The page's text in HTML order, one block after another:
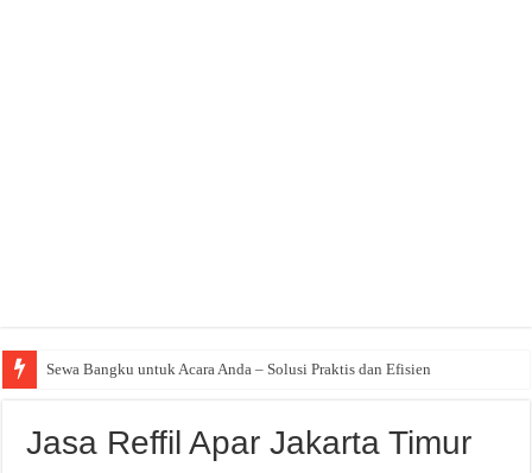
Sewa Bangku untuk Acara Anda – Solusi Praktis dan Efisien
Jasa Reffil Apar Jakarta Timur